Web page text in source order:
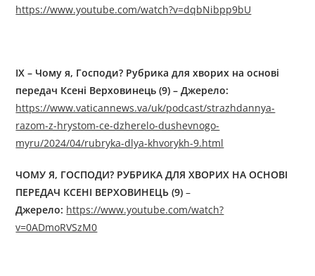
https://www.youtube.com/watch?v=dqbNibpp9bU
IX – Чому я, Господи? Рубрика для хворих на основі
передач Ксені Верховинець (9) – Джерелo:
https://www.vaticannews.va/uk/podcast/strazhdannya-
razom-z-hrystom-ce-dzherelo-dushevnogo-
myru/2024/04/rubryka-dlya-khvorykh-9.html
ЧОМУ Я, ГОСПОДИ? РУБРИКА ДЛЯ ХВОРИХ НА ОСНОВІ
ПЕРЕДАЧ КСЕНІ ВЕРХОВИНЕЦЬ (9)–
Джерелo: https://www.youtube.com/watch?
v=0ADmoRVSzM0